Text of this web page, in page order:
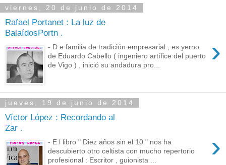
viernes, 20 de junio de 2014
Rafael Portanet : La luz de
BalaídosPortn .
›
- D e familia de tradición empresarial , es yerno
de Eduardo Cabello ( ingeniero artífice del puerto
de Vigo ) , inició su andadura pro...
jueves, 19 de junio de 2014
Víctor López : Recordando al
Zar .
›
- E l libro " Diez años sin el 10 " nos ha
descubierto otro celtista con mucho repertorio
profesional : Escritor , guionista ...